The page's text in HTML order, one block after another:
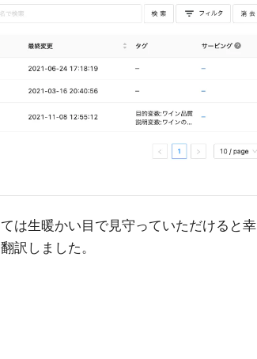
は生暖かい目で見守っていただけると幸
訳しました。